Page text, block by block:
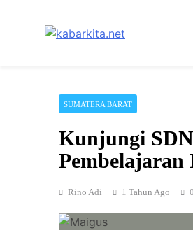
SUMATERA BARAT
Kunjungi
Pembelajaran
Rino Adi 1 Tahun Ago 0